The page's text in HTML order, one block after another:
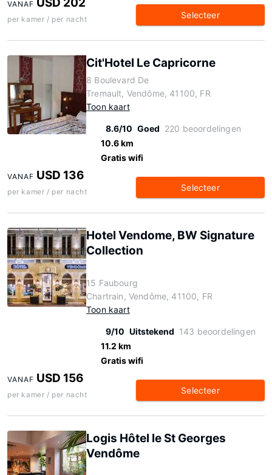
VANAF
per kamer / per nacht Selecteer
Cit'Hotel Le Capricorne
8 Boulevard De
Tremault, Vendôme, 41100, FR
Toon kaart
8.6/10 Goed 220 beoordelingen
10.6 km
Gratis wifi
VANAF USD 136
per kamer / per nacht Selecteer
Hotel Vendome, BW Signature
Collection
15 Faubourg
Chartrain, Vendôme, 41100, FR
Toon kaart
9/10 Uitstekend 143 beoordelingen
11.2 km
Gratis wifi
VANAF USD 156
per kamer / per nacht Selecteer
Logis Hôtel le St Georges
Vendôme